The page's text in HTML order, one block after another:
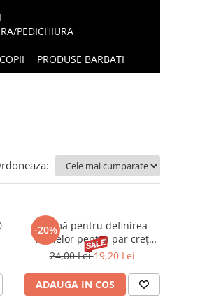
PEDICHIURA
PRODUSE BARBATI
-20%
Cremă pentru definirea
buclelor pentru păr creț
Byphasse 250 ml
24,00 Lei19,20 Lei
ADAUGA IN COS